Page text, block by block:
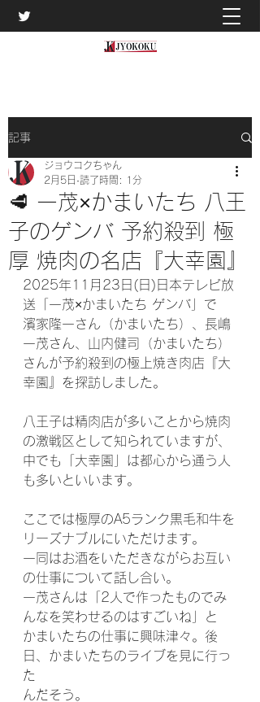
記事
🥩 一茂×かまいたち 八王
子のゲンバ 予約殺到 極
厚 焼肉の名店『大幸園』
ジョウコクちゃん
2月5日 読了時間: 1分
2025年11月23日(日)日本テレビ放
送「一茂×かまいたち ゲンバ」で
濱家隆一さん（かまいたち）、長嶋
一茂さん、山内健司（かまいたち）
さんが予約殺到の極上焼き肉店『大
幸園』を探訪しました。
八王子は精肉店が多いことから焼肉
の激戦区として知られていますが、
中でも「大幸園」は都心から通う人
も多いといいます。
ここでは極厚のA5ランク黒毛和牛を
リーズナブルにいただけます。
一同はお酒をいただきながらお互い
の仕事について話し合い。
一茂さんは「2人で作ったものでみ
んなを笑わせるのはすごいね」と
かまいたちの仕事に興味津々。後
日、かまいたちのライブを見に行っ
た
んだそう。